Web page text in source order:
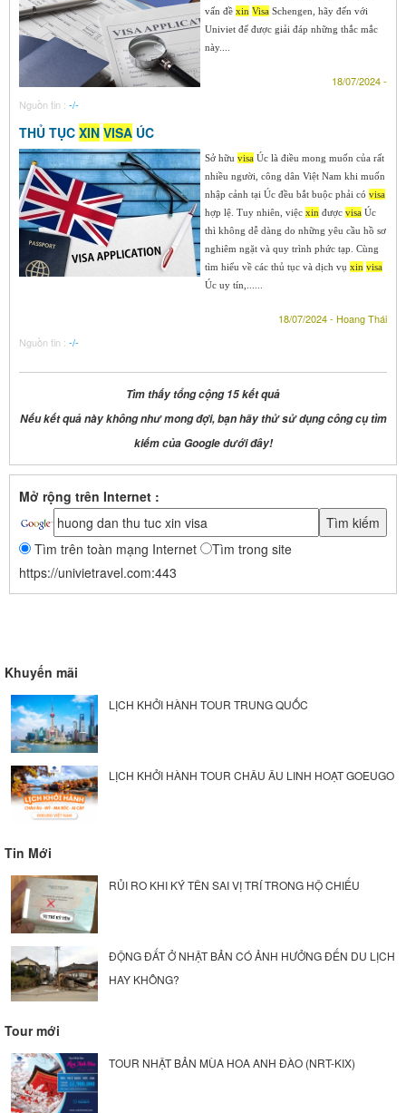
vấn đề xin Visa Schengen, hãy đến với
Univiet để được giải đáp những thắc mắc
này....
18/07/2024 -
Nguồn tin : -/-
THỦ TỤC XIN VISA ÚC
Sở hữu visa Úc là điều mong muốn của rất
nhiều người, công dân Việt Nam khi muốn
nhập cảnh tại Úc đều bắt buộc phải có visa
hợp lệ. Tuy nhiên, việc xin được visa Úc
thì không dễ dàng do những yêu cầu hồ sơ
nghiêm ngặt và quy trình phức tạp. Cùng
tìm hiểu về các thủ tục và dịch vụ xin visa
Úc uy tín,......
18/07/2024 - Hoang Thái
Nguồn tin : -/-
Tìm thấy tổng cộng 15 kết quả
Nếu kết quả này không như mong đợi, bạn hãy thử sử dụng công cụ tìm
kiếm của Google dưới đây!
Mở rộng trên Internet :
Tìm trên toàn mạng Internet
Tìm trong site
https://univietravel.com:443
Khuyến mãi
LỊCH KHỞI HÀNH TOUR TRUNG QUỐC
LỊCH KHỞI HÀNH TOUR CHÂU ÂU LINH HOẠT GOEUGO
Tin Mới
RỦI RO KHI KÝ TÊN SAI VỊ TRÍ TRONG HỘ CHIẾU
ĐỘNG ĐẤT Ở NHẬT BẢN CÓ ẢNH HƯỞNG ĐẾN DU LỊCH
HAY KHÔNG?
Tour mới
TOUR NHẬT BẢN MÙA HOA ANH ĐÀO (NRT-KIX)